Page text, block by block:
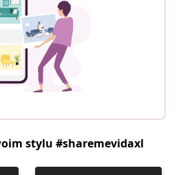
stylu #sharemevidaxl